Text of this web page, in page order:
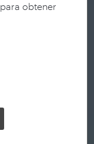
para obtener